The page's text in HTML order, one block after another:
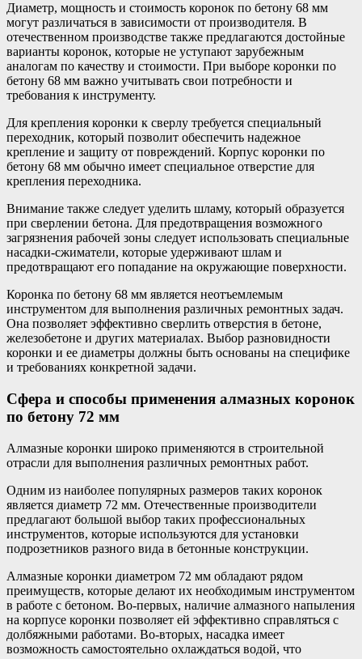
Диаметр, мощность и стоимость коронок по бетону 68 мм
могут различаться в зависимости от производителя. В
отечественном производстве также предлагаются достойные
варианты коронок, которые не уступают зарубежным
аналогам по качеству и стоимости. При выборе коронки по
бетону 68 мм важно учитывать свои потребности и
требования к инструменту.
Для крепления коронки к сверлу требуется специальный
переходник, который позволит обеспечить надежное
крепление и защиту от повреждений. Корпус коронки по
бетону 68 мм обычно имеет специальное отверстие для
крепления переходника.
Внимание также следует уделить шламу, который образуется
при сверлении бетона. Для предотвращения возможного
загрязнения рабочей зоны следует использовать специальные
насадки-сжиматели, которые удерживают шлам и
предотвращают его попадание на окружающие поверхности.
Коронка по бетону 68 мм является неотъемлемым
инструментом для выполнения различных ремонтных задач.
Она позволяет эффективно сверлить отверстия в бетоне,
железобетоне и других материалах. Выбор разновидности
коронки и ее диаметры должны быть основаны на специфике
и требованиях конкретной задачи.
Сфера и способы применения алмазных коронок
по бетону 72 мм
Алмазные коронки широко применяются в строительной
отрасли для выполнения различных ремонтных работ.
Одним из наиболее популярных размеров таких коронок
является диаметр 72 мм. Отечественные производители
предлагают большой выбор таких профессиональных
инструментов, которые используются для установки
подрозетников разного вида в бетонные конструкции.
Алмазные коронки диаметром 72 мм обладают рядом
преимуществ, которые делают их необходимым инструментом
в работе с бетоном. Во-первых, наличие алмазного напыления
на корпусе коронки позволяет ей эффективно справляться с
долбяжными работами. Во-вторых, насадка имеет
возможность самостоятельно охлаждаться водой, что